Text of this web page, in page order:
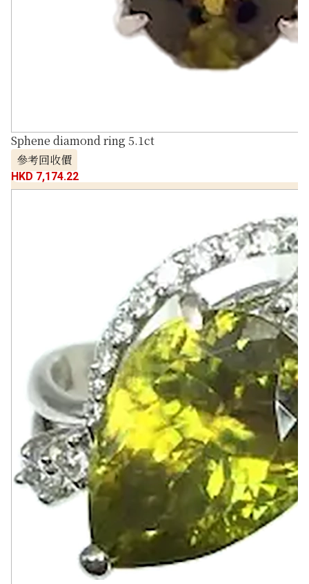
Sphene diamond ring 5.1ct
參考回收價
HKD 7,174.22